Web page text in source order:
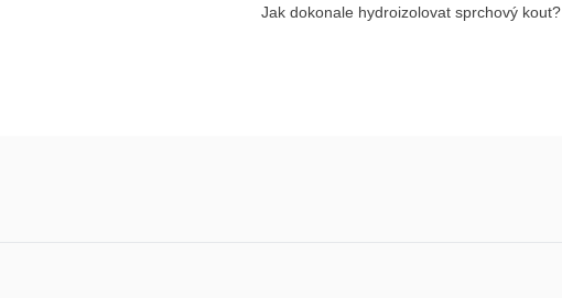
Jak dokonale hydroizolovat sprchový kout?